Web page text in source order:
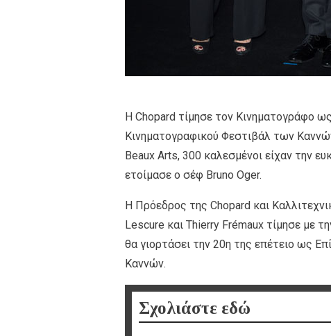
Η Chopard τίμησε τον Κινηματογράφο
Κινηματογραφικού Φεστιβάλ των
Beaux Arts, 300 καλεσμένοι είχαν την
ετοίμασε ο σέφ Bruno Oger.
Η Πρόεδρος της Chopard και
Lescure και Thierry Frémaux τίμησε με
θα γιορτάσει την 20η της επέτειο ως
Καννών.
Σχολιάστε εδώ